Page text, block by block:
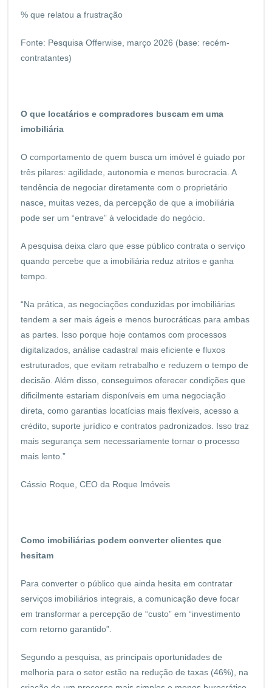
% que relatou a frustração
Fonte: Pesquisa Offerwise, março 2026 (base: recém-
contratantes)
O que locatários e compradores buscam em uma
imobiliária
O comportamento de quem busca um imóvel é guiado por
três pilares: agilidade, autonomia e menos burocracia. A
tendência de negociar diretamente com o proprietário
nasce, muitas vezes, da percepção de que a imobiliária
pode ser um “entrave” à velocidade do negócio.
A pesquisa deixa claro que esse público contrata o serviço
quando percebe que a imobiliária reduz atritos e ganha
tempo.
“Na prática, as negociações conduzidas por imobiliárias
tendem a ser mais ágeis e menos burocráticas para ambas
as partes. Isso porque hoje contamos com processos
digitalizados, análise cadastral mais eficiente e fluxos
estruturados, que evitam retrabalho e reduzem o tempo de
decisão. Além disso, conseguimos oferecer condições que
dificilmente estariam disponíveis em uma negociação
direta, como garantias locatícias mais flexíveis, acesso a
crédito, suporte jurídico e contratos padronizados. Isso traz
mais segurança sem necessariamente tornar o processo
mais lento.”
Cássio Roque, CEO da Roque Imóveis
Como imobiliárias podem converter clientes que
hesitam
Para converter o público que ainda hesita em contratar
serviços imobiliários integrais, a comunicação deve focar
em transformar a percepção de “custo” em “investimento
com retorno garantido”.
Segundo a pesquisa, as principais oportunidades de
melhoria para o setor estão na redução de taxas (46%), na